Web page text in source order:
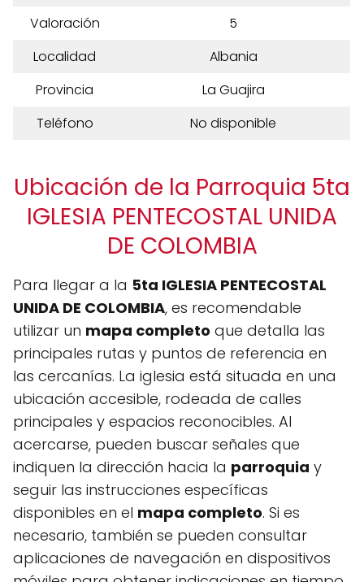
Valoración
5
Localidad
Albania
Provincia
La Guajira
Teléfono
No disponible
Ubicación de la Parroquia 5ta
IGLESIA PENTECOSTAL UNIDA
DE COLOMBIA
Para llegar a la 5ta IGLESIA PENTECOSTAL
UNIDA DE COLOMBIA, es recomendable
utilizar un mapa completo que detalla las
principales rutas y puntos de referencia en
las cercanías. La iglesia está situada en una
ubicación accesible, rodeada de calles
principales y espacios reconocibles. Al
acercarse, pueden buscar señales que
indiquen la dirección hacia la parroquia y
seguir las instrucciones específicas
disponibles en el mapa completo. Si es
necesario, también se pueden consultar
aplicaciones de navegación en dispositivos